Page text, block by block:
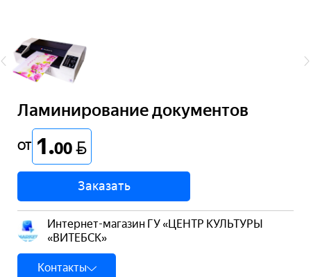
Ламинирование документов
ОТ 1.00BYN
Заказать
Интернет-магазин ГУ «ЦЕНТР КУЛЬТУРЫ
«ВИТЕБСК»
Контакты